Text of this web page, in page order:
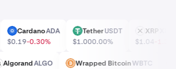
ADA CardanoADA
$0.19-0.30%
USDTTetherUSDT
$1.000.00%
XRP XRP
$1.04
ALGOAlgorandALGO
WBTCWrapped BitcoinWBTC